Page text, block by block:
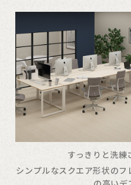
すっきりと洗練
シンプルなスクエア形状の